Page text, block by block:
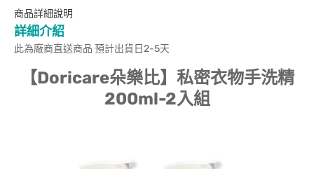
商品詳細說明
詳細介紹
此為廠商直送商品 預計出貨日2-5天
【Doricare朵樂比】私密衣物手洗精
200ml-2入組